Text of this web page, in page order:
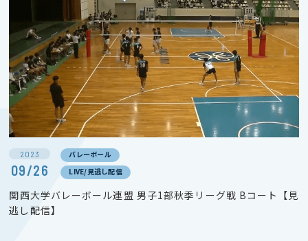
2023
09/26
バレーボール
LIVE/見逃し配信
関西大学バレーボール連盟 男子1部秋季リーグ戦 Bコート【見
逃し配信】